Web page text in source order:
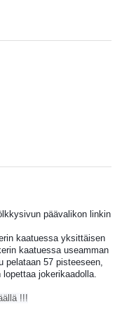
päävalikon linkin
kaatuessa yksittäisen
kaatuessa useamman
57 pisteeseen,
jokerikaadolla.
!!!